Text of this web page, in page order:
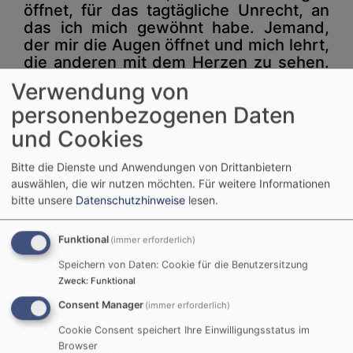
öffnet, für das tagtägliche Unrecht, an
das ich mich gewöhnt habe. Jemand,
der mir die Augen öffnet und mich lehrt,
die anderen mit dem Herzen zu sehen.
Denn nur mit dem Herzen sehen wir
wirklich. Ansonsten sind wir blind.
Helfe uns Gott zu diesen offenen Augen
des Herzens.
AMEN
Gottesdienst
Verwendung von
personenbezogenen Daten
und Cookies
Bitte die Dienste und Anwendungen von Drittanbietern
auswählen, die wir nutzen möchten. Für weitere Informationen
bitte unsere Datenschutzhinweise lesen.
Funktional (immer erforderlich)
Speichern von Daten: Cookie für die Benutzersitzung
Zweck: Funktional
Consent Manager (immer erforderlich)
Cookie Consent speichert Ihre Einwilligungsstatus im
Browser